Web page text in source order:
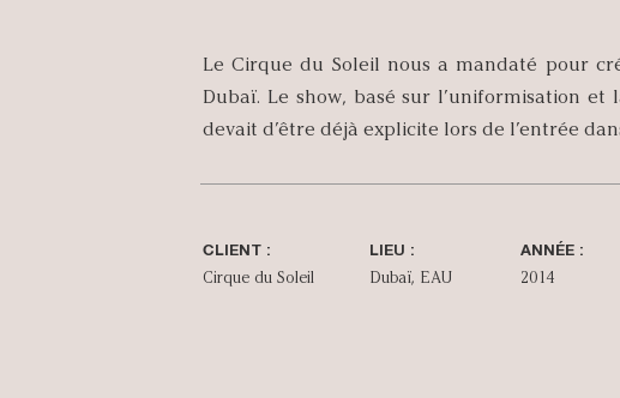
Le Cirque du Soleil nous a mandaté pour
Dubaï. Le show, basé sur l’uniformisation
devait d’être déjà explicite lors de l’entrée
CLIENT :
Cirque du Soleil
LIEU :
Dubaï, EAU
ANNÉE :
2014